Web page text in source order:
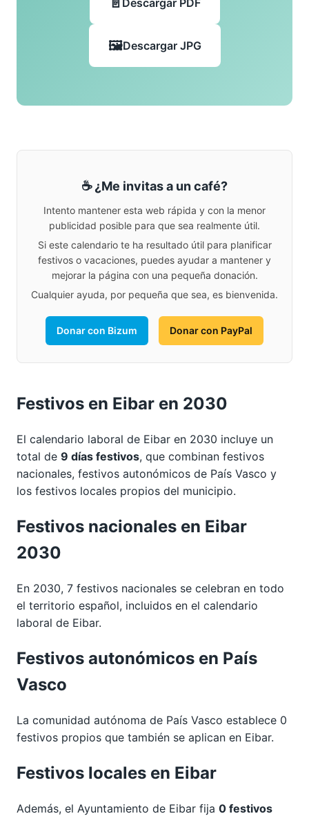
Descargar JPG
☕ ¿Me invitas a un café?
Intento mantener esta web rápida y con la menor
publicidad posible para que sea realmente útil.
Si este calendario te ha resultado útil para planificar
festivos o vacaciones, puedes ayudar a mantener y
mejorar la página con una pequeña donación.
Cualquier ayuda, por pequeña que sea, es bienvenida.
Donar con Bizum Donar con PayPal
Festivos en Eibar en 2030
El calendario laboral de Eibar en 2030 incluye un
total de 9 días festivos, que combinan festivos
nacionales, festivos autonómicos de País Vasco y
los festivos locales propios del municipio.
Festivos nacionales en Eibar
2030
En 2030, 7 festivos nacionales se celebran en todo
el territorio español, incluidos en el calendario
laboral de Eibar.
Festivos autonómicos en País
Vasco
La comunidad autónoma de País Vasco establece 0
festivos propios que también se aplican en Eibar.
Festivos locales en Eibar
Además, el Ayuntamiento de Eibar fija 0 festivos